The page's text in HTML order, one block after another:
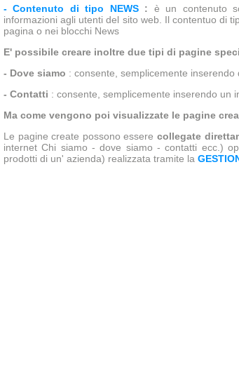
- Contenuto di tipo NEWS: è un contenuto
informazioni agli utenti del sito web. Il contentuo di
pagina o nei blocchi News
E' possibile creare inoltre due tipi di pagine
- Dove siamo : consente, semplicemente
- Contatti : consente, semplicemente inserendo un
Ma come vengono poi visualizzate le pagine
Le pagine create possono essere collegate
internet Chi siamo - dove siamo - contatti ecc.)
prodotti di un' azienda) realizzata tramite la